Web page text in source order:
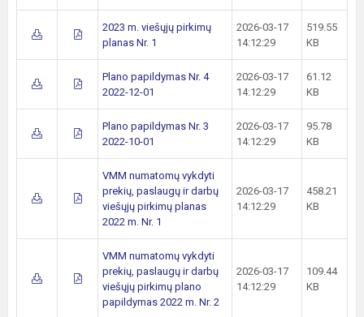
2023 m. viešųjų pirkimų
planas Nr. 1
2026-03-17
14:12:29
519.55
KB
Plano papildymas Nr. 4
2022-12-01
2026-03-17
14:12:29
61.12
KB
Plano papildymas Nr. 3
2022-10-01
2026-03-17
14:12:29
95.78
KB
VMM numatomų vykdyti
prekių, paslaugų ir darbų
viešųjų pirkimų planas
2022 m. Nr. 1
2026-03-17
14:12:29
458.21
KB
VMM numatomų vykdyti
prekių, paslaugų ir darbų
viešųjų pirkimų plano
papildymas 2022 m. Nr. 2
2026-03-17
14:12:29
109.44
KB